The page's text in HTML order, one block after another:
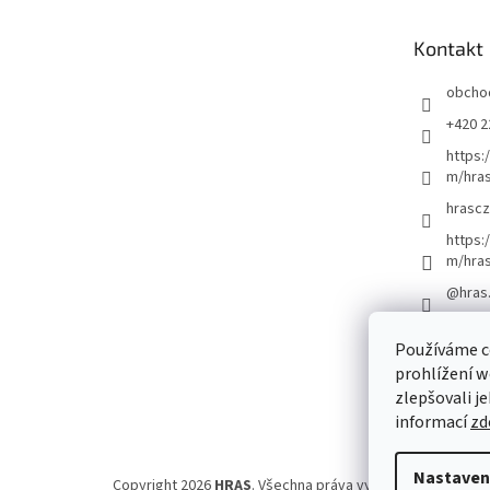
Používáme
prohlížení
zlepšovali
informací
Kontakt
+420
m/
hrascz
m/
Copyright 2026 HRAS. Všechna práva vyhrazena.Upravit